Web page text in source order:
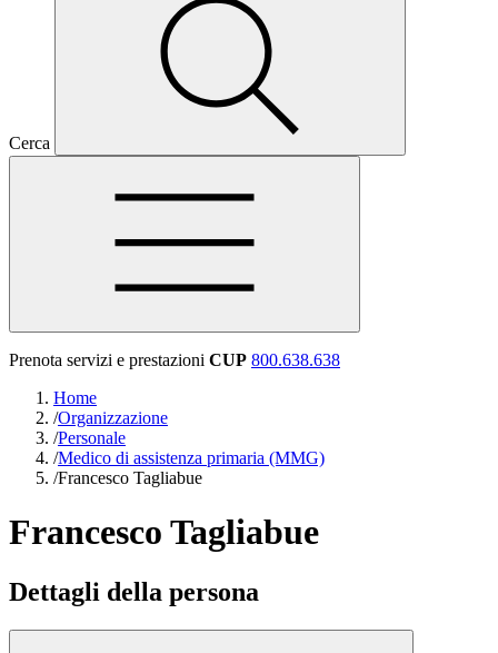
Cerca
Prenota servizi e prestazioni CUP 800.638.638
Home
/Organizzazione
/Personale
/Medico di assistenza primaria (MMG)
/Francesco Tagliabue
Francesco Tagliabue
Dettagli della persona